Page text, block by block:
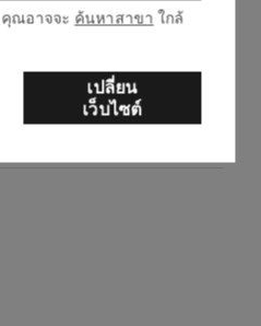
ระโยชน์หรือไม่
ว่ามีประโยชน์
ณอาจจะ ค้นหาสาขา ใกล้
เปลี่ยน
เว็บไซต์